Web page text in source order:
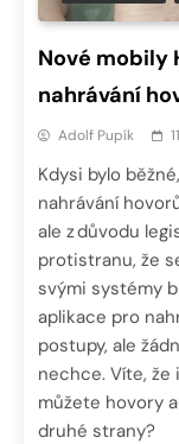
Nové mobily
nahrávání
Adolf Pupík
Kdysi bylo
nahrávání
ale z důvodu
protistranu, že
svými systémy
aplikace pro
postupy, ale
nechce. Víte, že
můžete hovory
druhé strany?